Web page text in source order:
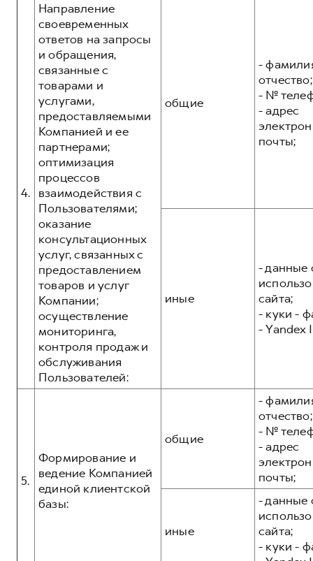
4.
Направление
своевременных
ответов на запросы
и обращения,
связанные с
товарами и
услугами,
предоставляемыми
Компанией и ее
партнерами;
оптимизация
процессов
взаимодействия с
Пользователями;
оказание
консультационных
услуг, связанных с
предоставлением
товаров и услуг
Компании;
осуществление
мониторинга,
контроля продаж и
обслуживания
Пользователей:
общие
-
отчество;
- №
- адрес
почты;
иные
- данные
сайта;
- куки -
- Yandex
5.
Формирование и
ведение Компанией
единой клиентской
базы:
общие
-
отчество;
- №
- адрес
почты;
иные
- данные
сайта;
- куки -